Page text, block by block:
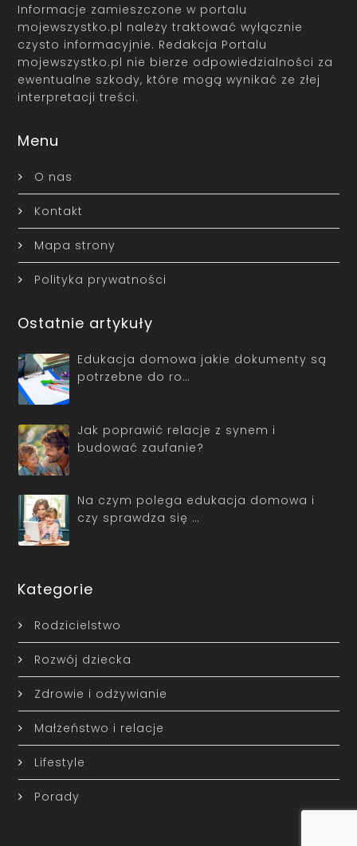
Informacje zamieszczone w portalu
mojewszystko.pl należy traktować wyłącznie
czysto informacyjnie. Redakcja Portalu
mojewszystko.pl nie bierze odpowiedzialności za
ewentualne szkody, które mogą wynikać ze złej
interpretacji treści.
Menu
O nas
Kontakt
Mapa strony
Polityka prywatności
Ostatnie artykuły
Edukacja domowa jakie dokumenty są
potrzebne do ro…
Jak poprawić relacje z synem i
budować zaufanie?
Na czym polega edukacja domowa i
czy sprawdza się …
Kategorie
Rodzicielstwo
Rozwój dziecka
Zdrowie i odżywianie
Małżeństwo i relacje
Lifestyle
Porady